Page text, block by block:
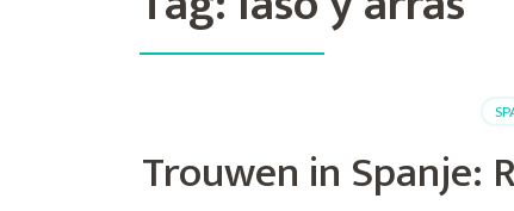
Trouwen in Spanje: